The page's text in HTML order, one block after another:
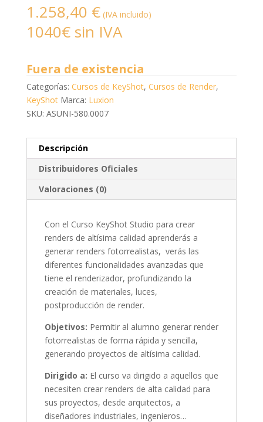
1.258,40 € (IVA incluido)
1040€ sin IVA
Fuera de existencia
Categorías: Cursos de KeyShot, Cursos de Render,
KeyShot Marca: Luxion
SKU: ASUNI-580.0007
Descripción
Distribuidores Oficiales
Valoraciones (0)
Con el Curso KeyShot Studio para crear
renders de altísima calidad aprenderás a
generar renders fotorrealistas, verás las
diferentes funcionalidades avanzadas que
tiene el renderizador, profundizando la
creación de materiales, luces,
postproducción de render.
Objetivos: Permitir al alumno generar render
fotorrealistas de forma rápida y sencilla,
generando proyectos de altísima calidad.
Dirigido a: El curso va dirigido a aquellos que
necesiten crear renders de alta calidad para
sus proyectos, desde arquitectos, a
diseñadores industriales, ingenieros…